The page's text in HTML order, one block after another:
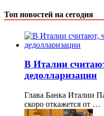
Топ новостей на сегодня
В Италии
дедолларизации
Глава Банка Италии
скоро откажется от …